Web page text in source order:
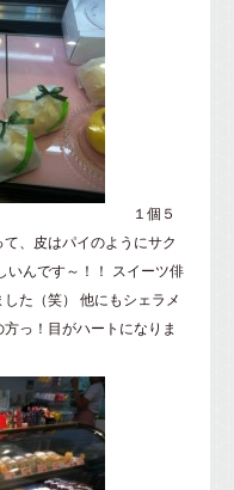
１個５
、皮はパイのようにサク
いんです～！！ スイーツ俳
た（笑） 他にもシェラメ
っ！目がハートになりま